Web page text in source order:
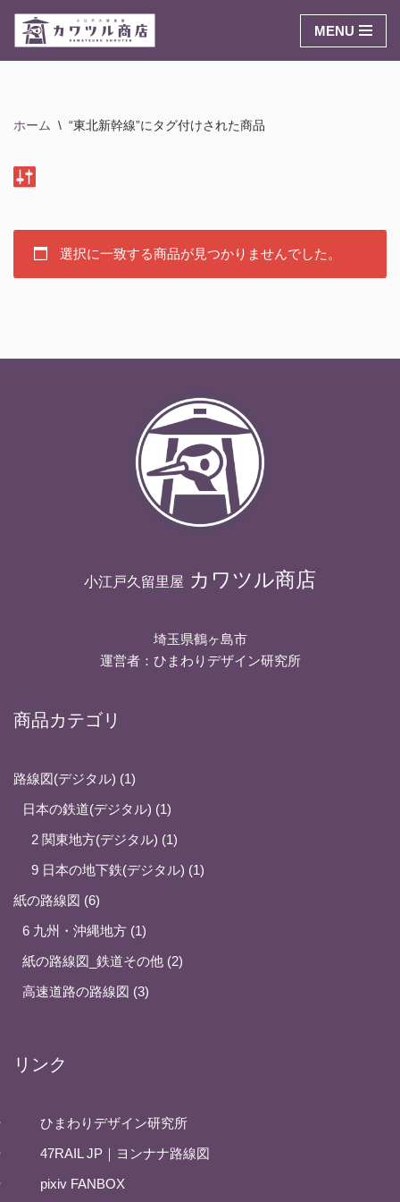
コ
ツ
ス
MENU
ホーム \ “東北新幹線”にタグ付けされた商品
選択に一致する商品が見つかりませんでした。
小江戸久留里屋 カワツル商店
埼玉県鶴ヶ島市
運営者：ひまわりデザイン研究所
商品カテゴリ
路線図(デジタル)
1
日本の鉄道(デジタル)
1
2 関東地方(デジタル)
1
9 日本の地下鉄(デジタル)
1
紙の路線図 6
6 九州・沖縄地方 1
紙の路線図_鉄道その他 2
高速道路の路線図 3
リンク
ひまわりデザイン研究所
47RAIL JP｜ヨンナナ路線図
pixiv FANBOX